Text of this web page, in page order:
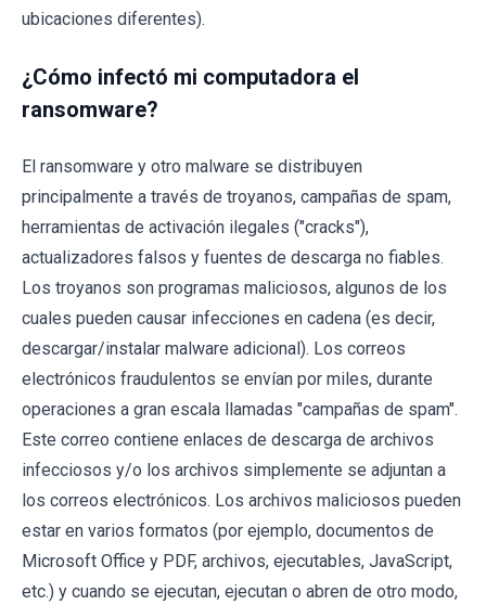
ubicaciones diferentes).
¿Cómo infectó mi computadora el
ransomware?
El ransomware y otro malware se distribuyen
principalmente a través de troyanos, campañas de spam,
herramientas de activación ilegales ("cracks"),
actualizadores falsos y fuentes de descarga no fiables.
Los troyanos son programas maliciosos, algunos de los
cuales pueden causar infecciones en cadena (es decir,
descargar/instalar malware adicional). Los correos
electrónicos fraudulentos se envían por miles, durante
operaciones a gran escala llamadas "campañas de spam".
Este correo contiene enlaces de descarga de archivos
infecciosos y/o los archivos simplemente se adjuntan a
los correos electrónicos. Los archivos maliciosos pueden
estar en varios formatos (por ejemplo, documentos de
Microsoft Office y PDF, archivos, ejecutables, JavaScript,
etc.) y cuando se ejecutan, ejecutan o abren de otro modo,